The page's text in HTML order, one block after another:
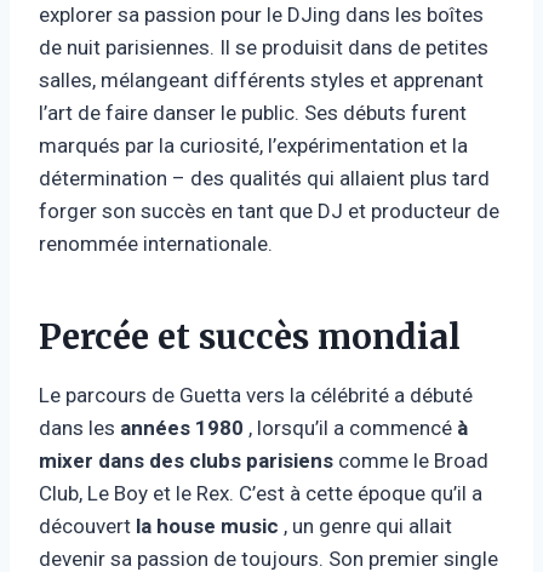
explorer sa passion pour le DJing dans les boîtes
de nuit parisiennes. Il se produisit dans de petites
salles, mélangeant différents styles et apprenant
l’art de faire danser le public. Ses débuts furent
marqués par la curiosité, l’expérimentation et la
détermination – des qualités qui allaient plus tard
forger son succès en tant que DJ et producteur de
renommée internationale.
Percée et succès mondial
Le parcours de Guetta vers la célébrité a débuté
dans les années 1980 , lorsqu’il a commencé à
mixer dans des clubs parisiens comme le Broad
Club, Le Boy et le Rex. C’est à cette époque qu’il a
découvert la house music , un genre qui allait
devenir sa passion de toujours. Son premier single